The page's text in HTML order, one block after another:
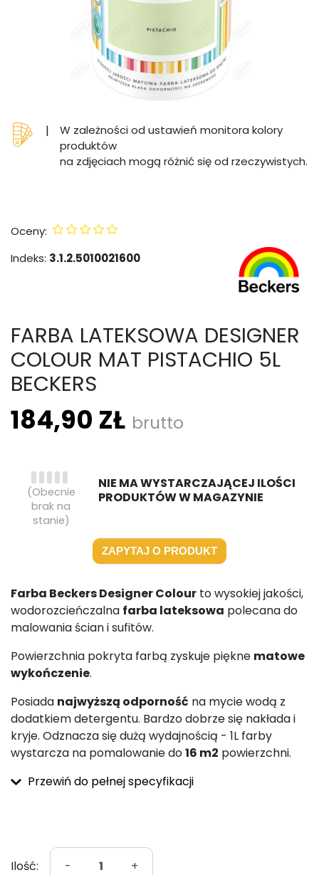
|
W zależności od ustawień monitora kolory
produktów
na zdjęciach mogą różnić się od rzeczywistych.
Oceny:
Indeks: 3.1.2.5010021600
FARBA LATEKSOWA DESIGNER
COLOUR MAT PISTACHIO 5L
BECKERS
184,90 ZŁ brutto
NIE MA WYSTARCZAJĄCEJ ILOŚCI
PRODUKTÓW W MAGAZYNIE
(Obecnie
brak na
stanie)
ZAPYTAJ O PRODUKT
Farba Beckers Designer Colour to wysokiej jakości,
wodorozcieńczalna farba lateksowa polecana do
malowania ścian i sufitów.
Powierzchnia pokryta farbą zyskuje piękne matowe
wykończenie.
Posiada najwyższą odporność na mycie wodą z
dodatkiem detergentu. Bardzo dobrze się nakłada i
kryje. Odznacza się dużą wydajnością - 1L farby
wystarcza na pomalowanie do16 m2 powierzchni.
Przewiń do pełnej specyfikacji
Ilość: - +